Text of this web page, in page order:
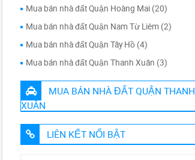
Mua bán nhà đất Quận Hoàng Mai (20)
Mua bán nhà đất Quận Nam Từ Liêm (2)
Mua bán nhà đất Quận Tây Hồ (4)
Mua bán nhà đất Quận Thanh Xuân (3)
MUA BÁN NHÀ ĐẤT QUẬN THANH
XUÂN
LIÊN KẾT NỔI BẬT